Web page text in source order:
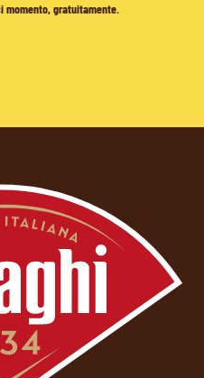
momento, gratuitamente.